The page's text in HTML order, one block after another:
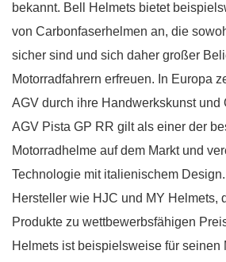
bekannt. Bell Helmets bietet
von Carbonfaserhelmen an, die
sicher sind und sich daher großer
Motorradfahrern erfreuen. In Europa
AGV durch ihre Handwerkskunst und
AGV Pista GP RR gilt als einer der
Motorradhelme auf dem Markt und
Technologie mit italienischem
Hersteller wie HJC und MY Helmets,
Produkte zu wettbewerbsfähigen
Helmets ist beispielsweise für seinen